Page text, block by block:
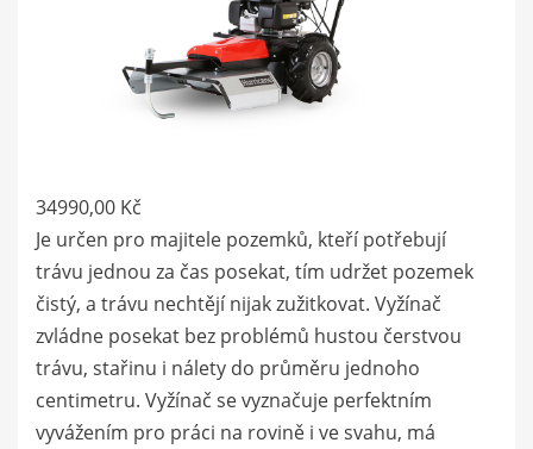
34990,00 Kč
Je určen pro majitele pozemků, kteří potřebují
trávu jednou za čas posekat, tím udržet pozemek
čistý, a trávu nechtějí nijak zužitkovat. Vyžínač
zvládne posekat bez problémů hustou čerstvou
trávu, stařinu i nálety do průměru jednoho
centimetru. Vyžínač se vyznačuje perfektním
vyvážením pro práci na rovině i ve svahu, má